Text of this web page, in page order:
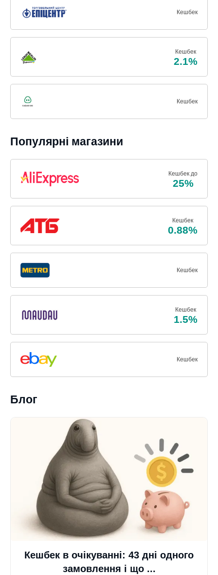
Кешбек
Кешбек
2.1%
Кешбек
Популярні магазини
Кешбек до
25%
Кешбек
0.88%
Кешбек
Кешбек
1.5%
Кешбек
Блог
Кешбек в очікуванні: 43 дні одного
замовлення і що ...